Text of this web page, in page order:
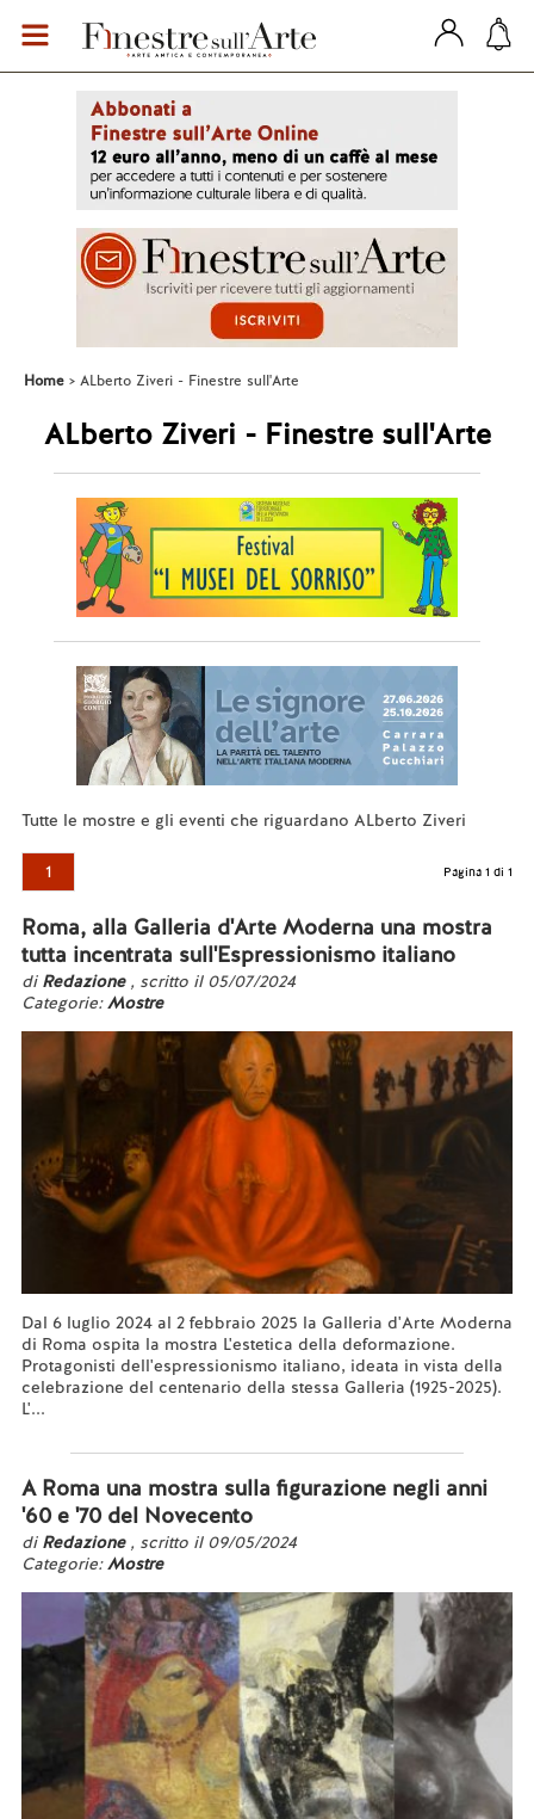
Home ALberto Ziveri - Finestre sull'Arte
ALberto Ziveri - Finestre sull'Arte
Tutte le mostre e gli eventi che riguardano ALberto Ziveri
1 Pagina 1 di 1
Roma, alla Galleria d'Arte Moderna una mostra
tutta incentrata sull'Espressionismo italiano
di Redazione , scritto il 05/07/2024
Categorie:Mostre
Dal 6 luglio 2024 al 2 febbraio 2025 la Galleria d'Arte Moderna
di Roma ospita la mostra L'estetica della deformazione.
Protagonisti dell'espressionismo italiano, ideata in vista della
celebrazione del centenario della stessa Galleria (1925-2025).
L'...
A Roma una mostra sulla figurazione negli anni
'60 e '70 del Novecento
di Redazione , scritto il 09/05/2024
Categorie:Mostre